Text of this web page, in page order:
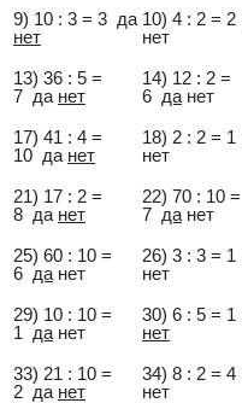
9) 10 : 3 = 3 да
нет
10) 4 : 2 = 2
нет
13) 36 : 5 =
7 да нет
14) 12 : 2 =
6 данет
17) 41 : 4 =
10 да нет
18) 2 : 2 = 1
нет
21) 17 : 2 =
8 да нет
22) 70 : 10 =
7 данет
25) 60 : 10 =
6 данет
26) 3 : 3 = 1
нет
29) 10 : 10 =
1 данет
30) 6 : 5 =
нет
33) 21 : 10 =
2 да нет
34) 8 : 2 = 4
нет